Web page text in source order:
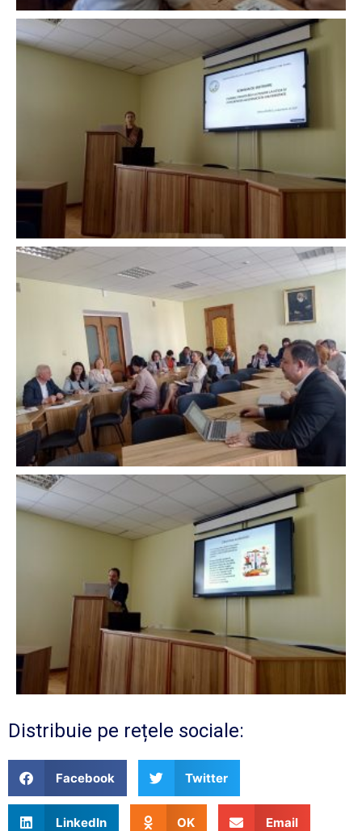
Distribuie pe rețele sociale:
Facebook Twitter
LinkedIn OK Email